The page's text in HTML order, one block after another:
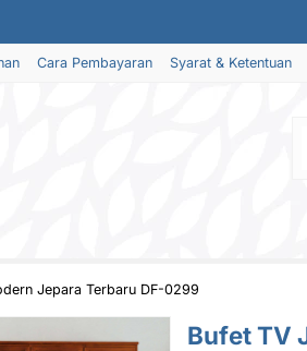
Cara Pembayaran Syarat & Ketentuan
Jepara Terbaru DF-0299
Bufet TV